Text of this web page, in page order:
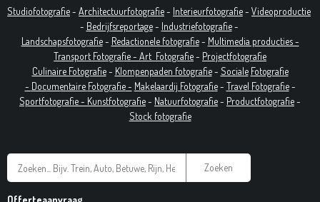
Studiofotografie- Architectuurfotografie- Interieurfotografie- Videoproductie
- Bedrijfsreportage- Industriefotografie-
Landschapsfotografie- Redactionele fotografie- Multimedia producties -
Transport Fotografie - Art Fotografie- Projectfotografie
Culinaire Fotografie- Klompenpaden fotografie- Sociale Fotografie
- Documentaire Fotografie- Makelaardij Fotografie- Travel Fotografie-
Sportfotografie - Kunstfotografie- Natuurfotografie- Productfotografie-
Stock fotografie
Zoeken
Offerteaanvraag